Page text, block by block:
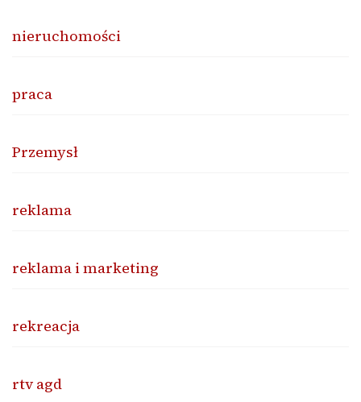
nieruchomości
praca
Przemysł
reklama
reklama i marketing
rekreacja
rtv agd